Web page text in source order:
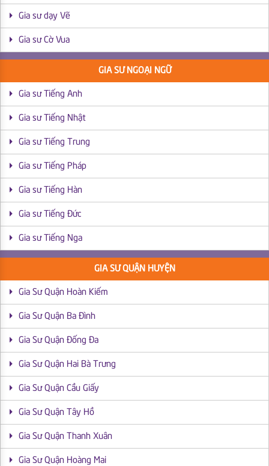
Gia sư dạy Vẽ
Gia sư Cờ Vua
GIA SƯ NGOẠI NGỮ
Gia sư Tiếng Anh
Gia sư Tiếng Nhật
Gia sư Tiếng Trung
Gia sư Tiếng Pháp
Gia sư Tiếng Hàn
Gia sư Tiếng Đức
Gia sư Tiếng Nga
GIA SƯ QUẬN HUYỆN
Gia Sư Quận Hoàn Kiếm
Gia Sư Quận Ba Đình
Gia Sư Quận Đống Đa
Gia Sư Quận Hai Bà Trưng
Gia Sư Quận Cầu Giấy
Gia Sư Quận Tây Hồ
Gia Sư Quận Thanh Xuân
Gia Sư Quận Hoàng Mai